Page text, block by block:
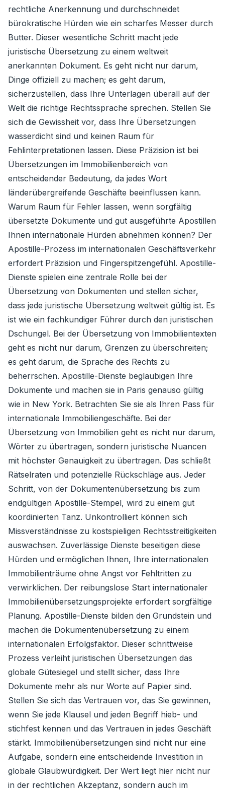
rechtliche Anerkennung und durchschneidet
bürokratische Hürden wie ein scharfes Messer durch
Butter. Dieser wesentliche Schritt macht jede
juristische Übersetzung zu einem weltweit
anerkannten Dokument. Es geht nicht nur darum,
Dinge offiziell zu machen; es geht darum,
sicherzustellen, dass Ihre Unterlagen überall auf der
Welt die richtige Rechtssprache sprechen. Stellen Sie
sich die Gewissheit vor, dass Ihre Übersetzungen
wasserdicht sind und keinen Raum für
Fehlinterpretationen lassen. Diese Präzision ist bei
Übersetzungen im Immobilienbereich von
entscheidender Bedeutung, da jedes Wort
länderübergreifende Geschäfte beeinflussen kann.
Warum Raum für Fehler lassen, wenn sorgfältig
übersetzte Dokumente und gut ausgeführte Apostillen
Ihnen internationale Hürden abnehmen können? Der
Apostille-Prozess im internationalen Geschäftsverkehr
erfordert Präzision und Fingerspitzengefühl. Apostille-
Dienste spielen eine zentrale Rolle bei der
Übersetzung von Dokumenten und stellen sicher,
dass jede juristische Übersetzung weltweit gültig ist. Es
ist wie ein fachkundiger Führer durch den juristischen
Dschungel. Bei der Übersetzung von Immobilientexten
geht es nicht nur darum, Grenzen zu überschreiten;
es geht darum, die Sprache des Rechts zu
beherrschen. Apostille-Dienste beglaubigen Ihre
Dokumente und machen sie in Paris genauso gültig
wie in New York. Betrachten Sie sie als Ihren Pass für
internationale Immobiliengeschäfte. Bei der
Übersetzung von Immobilien geht es nicht nur darum,
Wörter zu übertragen, sondern juristische Nuancen
mit höchster Genauigkeit zu übertragen. Das schließt
Rätselraten und potenzielle Rückschläge aus. Jeder
Schritt, von der Dokumentenübersetzung bis zum
endgültigen Apostille-Stempel, wird zu einem gut
koordinierten Tanz. Unkontrolliert können sich
Missverständnisse zu kostspieligen Rechtsstreitigkeiten
auswachsen. Zuverlässige Dienste beseitigen diese
Hürden und ermöglichen Ihnen, Ihre internationalen
Immobilienträume ohne Angst vor Fehltritten zu
verwirklichen. Der reibungslose Start internationaler
Immobilienübersetzungsprojekte erfordert sorgfältige
Planung. Apostille-Dienste bilden den Grundstein und
machen die Dokumentenübersetzung zu einem
internationalen Erfolgsfaktor. Dieser schrittweise
Prozess verleiht juristischen Übersetzungen das
globale Gütesiegel und stellt sicher, dass Ihre
Dokumente mehr als nur Worte auf Papier sind.
Stellen Sie sich das Vertrauen vor, das Sie gewinnen,
wenn Sie jede Klausel und jeden Begriff hieb- und
stichfest kennen und das Vertrauen in jedes Geschäft
stärkt. Immobilienübersetzungen sind nicht nur eine
Aufgabe, sondern eine entscheidende Investition in
globale Glaubwürdigkeit. Der Wert liegt hier nicht nur
in der rechtlichen Akzeptanz, sondern auch im